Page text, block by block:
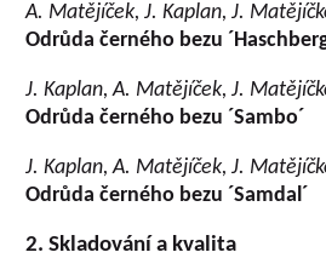
A. Matějíček, J. Kaplan, J.
Odrůda černého bezu
J. Kaplan, A. Matějíček, J.
Odrůda černého bezu ´Sambo´
J. Kaplan, A. Matějíček, J.
Odrůda černého bezu ´Samdal´
2. Skladování a kvalita